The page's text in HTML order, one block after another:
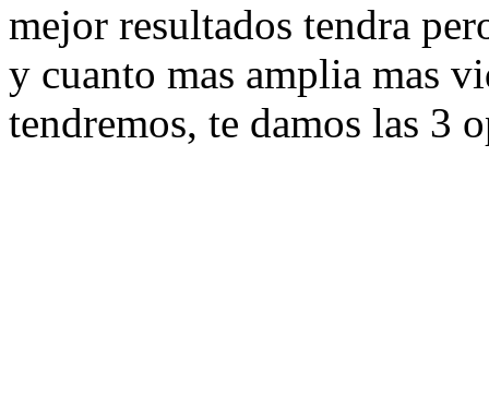
mejor resultados tendra
y cuanto mas amplia mas
tendremos, te damos las 3